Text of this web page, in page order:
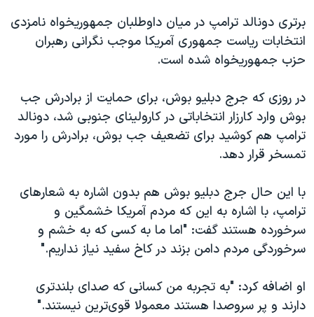
اعتراضات مردمی آبان ۹۸
اسرائیل در جنگ
همایش محافظه‌کاران آمریکا «سی‌پک»
صفحه‌های ویژه
سفر پرزیدنت ترامپ به چین
برتری دونالد ترامپ در میان داوطلبان جمهوریخواه نامزدی
انتخابات ریاست جمهوری آمریکا موجب نگرانی رهبران
حزب جمهوریخواه شده است.
در روزی که جرج دبلیو بوش، برای حمایت از برادرش جب
بوش وارد کارزار انتخاباتی در کارولینای جنوبی شد، دونالد
ترامپ هم کوشید برای تضعیف جب بوش، برادرش را مورد
تمسخر قرار دهد.
با این حال جرج دبلیو بوش هم بدون اشاره به شعارهای
ترامپ، با اشاره به این که مردم آمریکا خشمگین و
سرخورده هستند گفت: "اما ما به کسی که به خشم و
سرخوردگی مردم دامن بزند در کاخ سفید نیاز نداریم."
او اضافه کرد: "به تجربه من کسانی که صدای بلندتری
دارند و پر سروصدا هستند معمولا قوی‌ترین نیستند."